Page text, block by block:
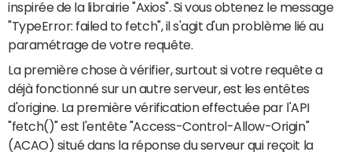
inspirée de la librairie "Axios". Si vous obtenez le message
"TypeError: failed to fetch", il s'agit d'un problème lié au
paramétrage de votre requête.
La première chose à vérifier, surtout si votre requête a
déjà fonctionné sur un autre serveur, est les entêtes
d'origine. La première vérification effectuée par l'API
"fetch()" est l'entête "Access-Control-Allow-Origin"
(ACAO) situé dans la réponse du serveur qui reçoit la